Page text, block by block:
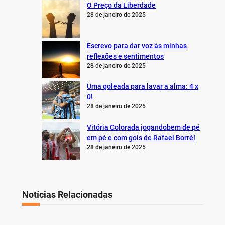
O Preço da Liberdade
28 de janeiro de 2025
Escrevo para dar voz às minhas
reflexões e sentimentos
28 de janeiro de 2025
Uma goleada para lavar a alma: 4 x
0!
28 de janeiro de 2025
Vitória Colorada jogandobem de pé
em pé e com gols de Rafael Borré!
28 de janeiro de 2025
Notícias Relacionadas